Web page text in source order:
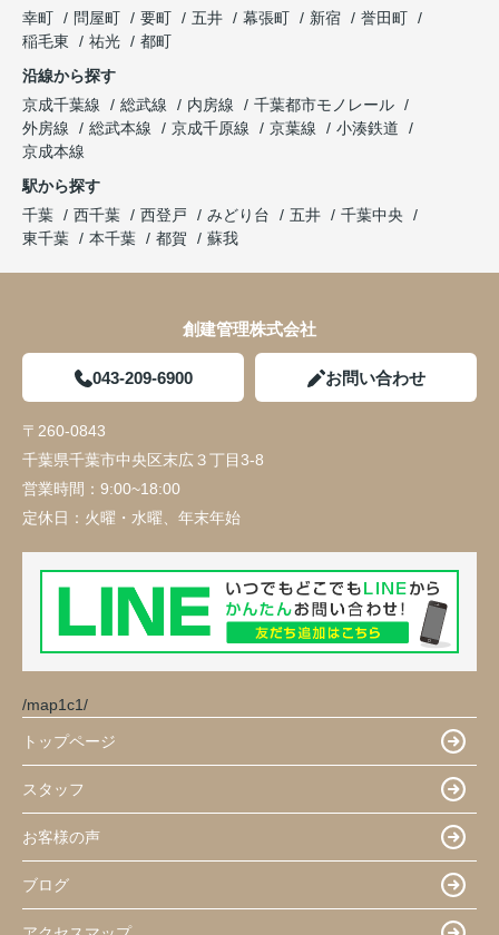
幸町
問屋町 要町 五井 幕張町 新宿
誉田町
稲毛東
祐光
都町
沿線から探す
京成千葉線
総武線 内房線
千葉都市モノレール
外房線
総武本線 京成千原線 京葉線
小湊鉄道
京成本線
駅から探す
千葉
西千葉 西登戸 みどり台 五井
千葉中央
東千葉
本千葉 都賀 蘇我
創建管理株式会社
043-209-6900 お問い合わせ
〒260-0843
千葉県千葉市中央区末広３丁目3-8
営業時間： 9:00~18:00
定休日： 火曜・水曜、年末年始
/map1c1/
トップページ
スタッフ
お客様の声
ブログ